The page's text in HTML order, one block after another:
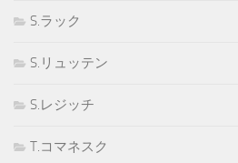
S.ラック
S.リュッテン
S.レジッチ
T.コマネスク